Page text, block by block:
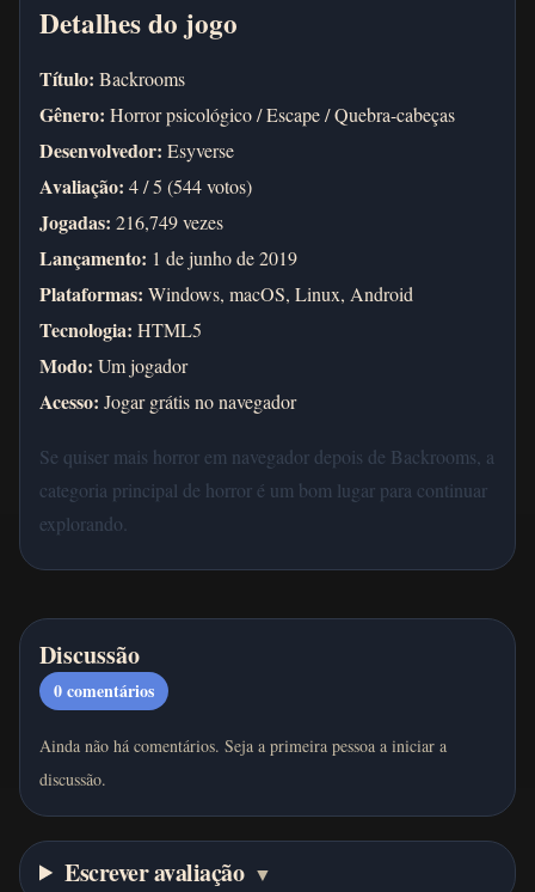
Detalhes do jogo
Título: Backrooms
Gênero: Horror psicológico / Escape / Quebra-cabeças
Desenvolvedor: Esyverse
Avaliação: 4 / 5 (544 votos)
Jogadas: 216,749 vezes
Lançamento: 1 de junho de 2019
Plataformas: Windows, macOS, Linux, Android
Tecnologia: HTML5
Modo: Um jogador
Acesso: Jogar grátis no navegador
Se quiser mais horror em navegador depois de Backrooms, a
categoria principal de horror é um bom lugar para continuar
explorando.
Discussão
0comentários
Ainda não há comentários. Seja a primeira pessoa a iniciar a
discussão.
Escrever avaliação ▼